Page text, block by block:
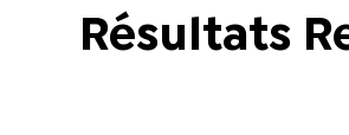
Résultats